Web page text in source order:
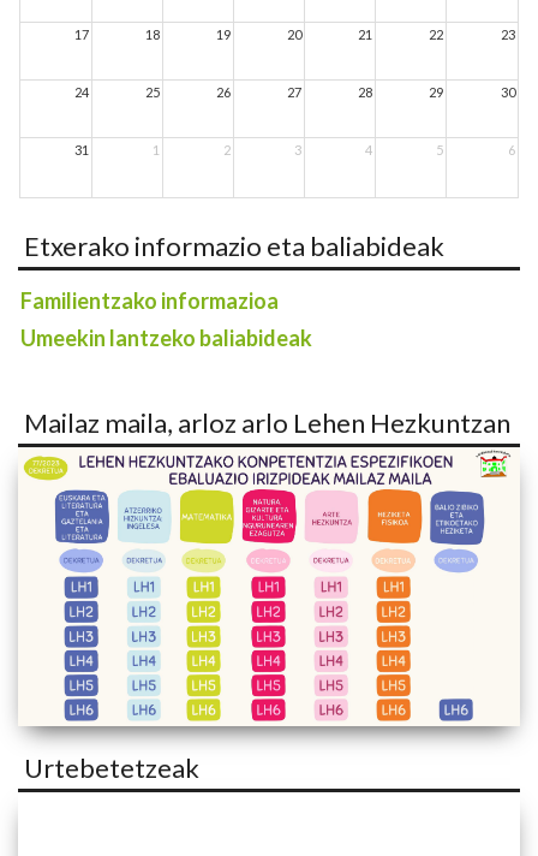
17 18 19 20 21 22 23
24 25 26 27 28 29 30
31 1 2 3 4 5 6
Etxerako informazio eta baliabideak
Familientzako informazioa
Umeekin lantzeko baliabideak
Mailaz maila, arloz arlo Lehen Hezkuntzan
Urtebetetzeak